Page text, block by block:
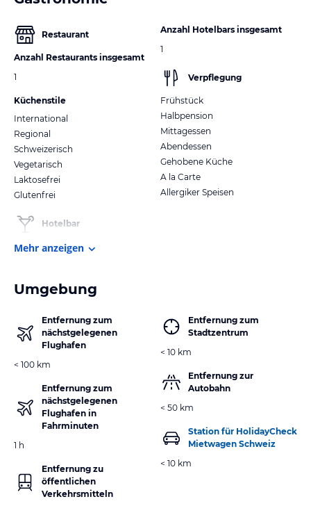
Restaurant
Anzahl Restaurants insgesamt
1
Küchenstile
International
Regional
Schweizerisch
Vegetarisch
Laktosefrei
Glutenfrei
Hotelbar
Anzahl Hotelbars insgesamt
1
Verpflegung
Frühstück
Halbpension
Mittagessen
Abendessen
Gehobene Küche
A la Carte
Allergiker Speisen
Mehr anzeigen
Umgebung
Entfernung zum
nächstgelegenen
Flughafen
< 100 km
Entfernung zum
nächstgelegenen
Flughafen in
Fahrminuten
1 h
Entfernung zu
öffentlichen
Verkehrsmitteln
Entfernung zum
Stadtzentrum
< 10 km
Entfernung zur
Autobahn
< 50 km
Station für HolidayCheck
Mietwagen Schweiz
< 10 km